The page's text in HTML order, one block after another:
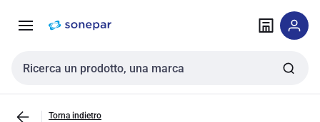
navigazione alla
Cerca input
Torna indietro